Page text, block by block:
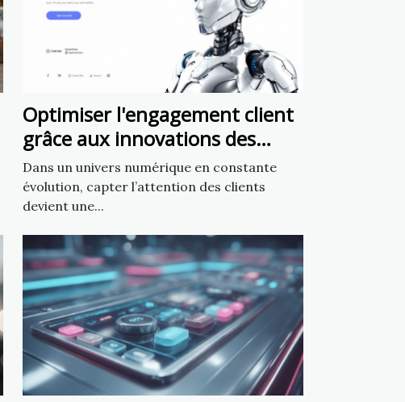
Optimiser l'engagement client
grâce aux innovations des
chatbots en marketing
Dans un univers numérique en constante
évolution, capter l’attention des clients
devient une...